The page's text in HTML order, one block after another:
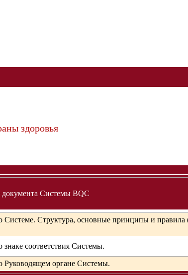
здоровья
документа Системы BQC
Структура, основные принципы и правила
соответствия Системы.
Руководящем органе Системы.